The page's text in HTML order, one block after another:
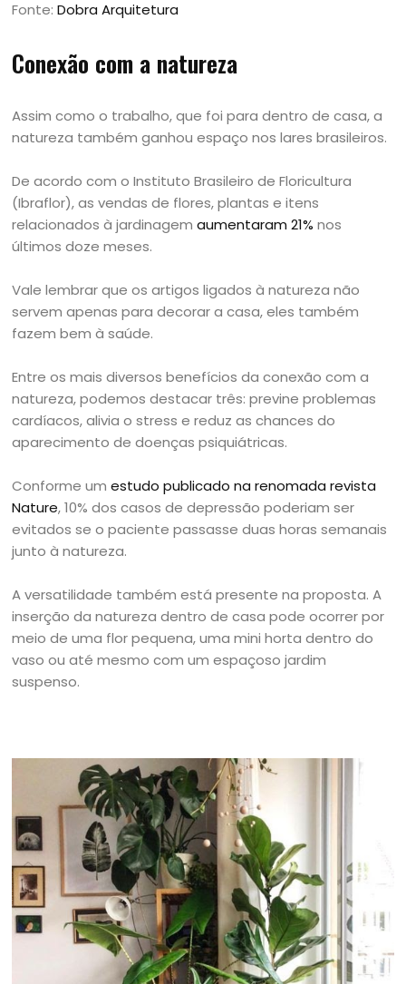
Fonte:Dobra Arquitetura
Conexão com a natureza
Assim como o trabalho, que foi para dentro de casa, a
natureza também ganhou espaço nos lares brasileiros.
De acordo com o Instituto Brasileiro de Floricultura
(Ibraflor), as vendas de flores, plantas e itens
relacionados à jardinagemaumentaram 21% nos
últimos doze meses.
Vale lembrar que os artigos ligados à natureza não
servem apenas para decorar a casa, eles também
fazem bem à saúde.
Entre os mais diversos benefícios da conexão com a
natureza, podemos destacar três: previne problemas
cardíacos, alivia o stress e reduz as chances do
aparecimento de doenças psiquiátricas.
Conforme umestudo publicado na renomada revista
Nature, 10% dos casos de depressão poderiam ser
evitados se o paciente passasse duas horas semanais
junto à natureza.
A versatilidade também está presente na proposta. A
inserção da natureza dentro de casa pode ocorrer por
meio de uma flor pequena, uma mini horta dentro do
vaso ou até mesmo com um espaçoso jardim
suspenso.